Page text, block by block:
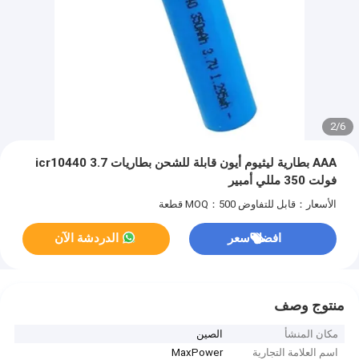
2/6
AAA بطارية ليثيوم أيون قابلة للشحن بطاريات icr10440 3.7
فولت 350 مللي أمبير
الأسعار：قابل للتفاوض MOQ：500 قطعة
افضل سعر الدردشة الآن
منتوج وصف
مكان المنشأ
الصين
اسم العلامة التجارية
MaxPower